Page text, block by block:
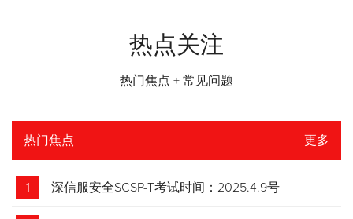
热点关注
热门焦点 + 常见问题
热门焦点 更多
1 深信服安全SCSP-T考试时间：2025.4.9号